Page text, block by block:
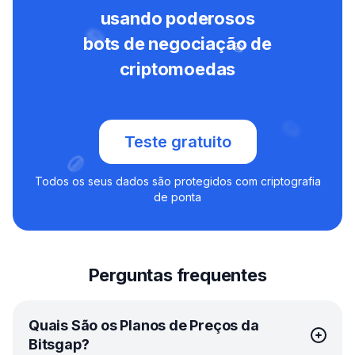
usando poderosos
bots de negociação de
criptomoedas
Teste gratuito
Todos os seus dados são protegidos com criptografia
de ponta
Perguntas frequentes
Quais São os Planos de Preços da
Bitsgap?